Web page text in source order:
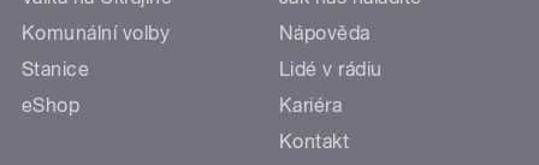
Komunální volby
Stanice
eShop
Nápověda
Lidé v rádiu
Kariéra
Kontakt